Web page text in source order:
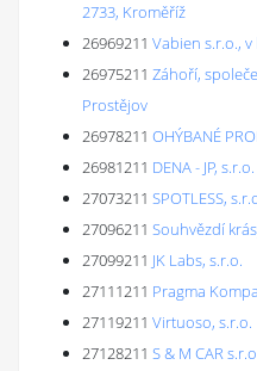
2733, Kroměříž
26969211 Vabien s.r.o., v
26975211 Záhoří,
Prostějov
26978211 OHÝBANÉ
26981211 DENA - JP, s.r.o.
27073211 SPOTLESS,
27096211 Souhvězdí
27099211 JK Labs, s.r.o.
27111211 Pragma
27119211 Virtuoso, s.r.o.
27128211 S & M CAR